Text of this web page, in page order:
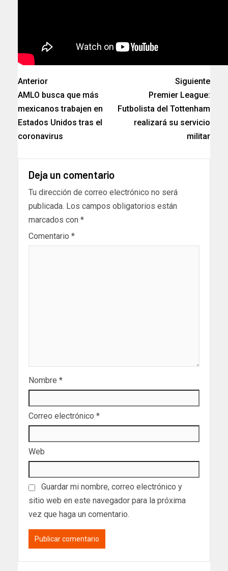
Anterior
AMLO busca que más
mexicanos trabajen en
Estados Unidos tras el
coronavirus
Siguiente
Premier League:
Futbolista del Tottenham
realizará su servicio
militar
Deja un comentario
Tu dirección de correo electrónico no será
publicada. Los campos obligatorios están
marcados con *
Comentario *
Nombre *
Correo electrónico *
Web
Guardar mi nombre, correo electrónico y
sitio web en este navegador para la próxima
vez que haga un comentario.